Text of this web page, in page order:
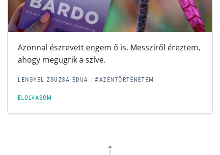
Azonnal észrevett engem ő is. Messziről éreztem,
ahogy megugrik a szíve.
LENGYEL ZSUZSA ÉDUA | #AZÉNTÖRTÉNETEM
ELOLVASOM